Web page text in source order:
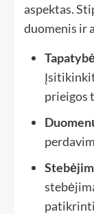
aspektas.
duomenis ir
prieigos